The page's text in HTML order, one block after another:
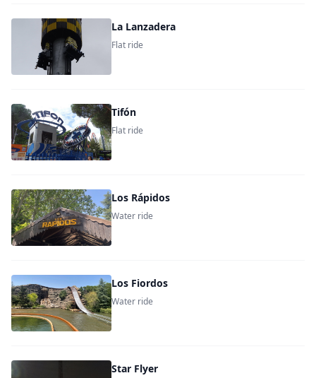
La Lanzadera
Flat ride
Tifón
Flat ride
Los Rápidos
Water ride
Los Fiordos
Water ride
Star Flyer